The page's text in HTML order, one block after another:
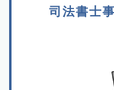
司法書士